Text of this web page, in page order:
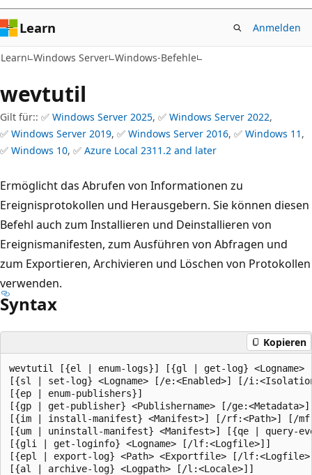
Learn Anmelden
Learn Windows Server Windows-Befehle
wevtutil
Gilt für:: ✅ Windows Server 2025, ✅ Windows Server 2022,
✅ Windows Server 2019, ✅ Windows Server 2016, ✅ Windows 11 ,
✅ Windows 10, ✅ Azure Local 2311.2 and later
Ermöglicht das Abrufen von Informationen zu
Ereignisprotokollen und Herausgebern. Sie können diesen
Befehl auch zum Installieren und Deinstallieren von
Ereignismanifesten, zum Ausführen von Abfragen und
zum Exportieren, Archivieren und Löschen von Protokollen
verwenden.
Syntax
Kopieren
wevtutil [{el | enum-logs}] [{gl | get-log} <Logname>
[{sl | set-log} <Logname> [/e:<Enabled>] [/
[{ep | enum-publishers}]
[{gp | get-publisher} <Publishername> [/
[{im | install-manifest} <Manifest>] [/rf:<Path>] [/
[{um | uninstall-manifest} <Manifest>] [{qe | query-
[{gli | get-loginfo} <Logname> [/lf:<Logfile>]]
[{epl | export-log} <Path> <Exportfile> [/
[{al | archive-log} <Logpath> [/l:<Locale>]]